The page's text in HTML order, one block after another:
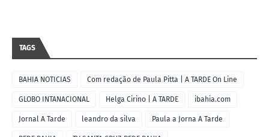
TAGS
BAHIA NOTICIAS Com redação de Paula Pitta | A TARDE On Line
GLOBO INTANACIONAL Helga Cirino | A TARDE ibahia.com
Jornal A Tarde leandro da silva Paula a Jorna A Tarde